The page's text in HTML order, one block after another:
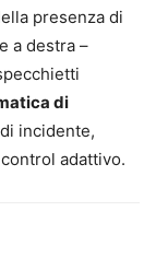
presenza di
a destra –
di
incidente,
adattivo.